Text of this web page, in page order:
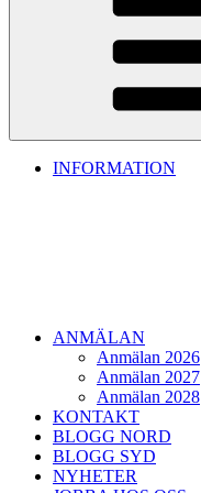
INFORMATION
ANMÄLAN
Anmälan 2026
Anmälan 2027
Anmälan 2028
KONTAKT
BLOGG NORD
BLOGG SYD
NYHETER